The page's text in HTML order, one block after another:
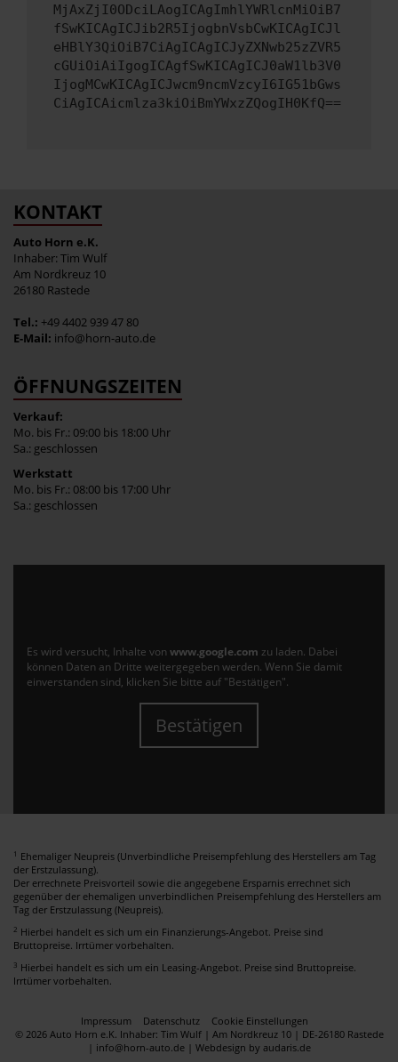
MjAxZjI0ODciLAogICAgImhlYWRlcnMiOiB7
fSwKICAgICJib2R5IjogbnVsbCwKICAgICJl
eHBlY3QiOiB7CiAgICAgICJyZXNwb25zZVR5
cGUiOiAiIgogICAgfSwKICAgICJ0aW1lb3V0
IjogMCwKICAgICJwcm9ncmVzcyI6IG51bGws
CiAgICAicmlza3kiOiBmYWxzZQogIH0KfQ==
KONTAKT
Auto Horn e.K.
Inhaber: Tim Wulf
Am Nordkreuz 10
26180 Rastede
Tel.: +49 4402 939 47 80
E-Mail: info@horn-auto.de
ÖFFNUNGSZEITEN
Verkauf:
Mo. bis Fr.: 09:00 bis 18:00 Uhr
Sa.: geschlossen
Werkstatt
Mo. bis Fr.: 08:00 bis 17:00 Uhr
Sa.: geschlossen
Es wird versucht, Inhalte von www.google.com zu laden. Dabei
können Daten an Dritte weitergegeben werden. Wenn Sie damit
einverstanden sind, klicken Sie bitte auf "Bestätigen".
Bestätigen
1 Ehemaliger Neupreis (Unverbindliche Preisempfehlung des Herstellers am Tag
der Erstzulassung).
Der errechnete Preisvorteil sowie die angegebene Ersparnis errechnet sich
gegenüber der ehemaligen unverbindlichen Preisempfehlung des Herstellers am
Tag der Erstzulassung (Neupreis).
2 Hierbei handelt es sich um ein Finanzierungs-Angebot. Preise sind
Bruttopreise. Irrtümer vorbehalten.
3 Hierbei handelt es sich um ein Leasing-Angebot. Preise sind Bruttopreise.
Irrtümer vorbehalten.
Impressum Datenschutz
Cookie Einstellungen
© 2026 Auto Horn e.K. Inhaber: Tim Wulf | Am Nordkreuz 10 | DE-26180 Rastede
| info@horn-auto.de | Webdesign by audaris.de